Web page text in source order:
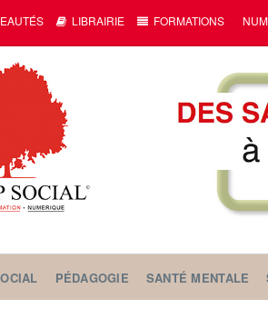
LIBRAIRIE FORMATIONS
PÉDAGOGIE SANTÉ MENTALE